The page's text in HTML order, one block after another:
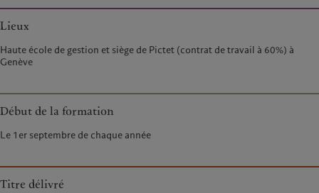
Lieux
Haute école de gestion et siège de Pictet (contrat de travail à 60%) à
Genève
Début de la formation
Le 1er septembre de chaque année
Titre délivré